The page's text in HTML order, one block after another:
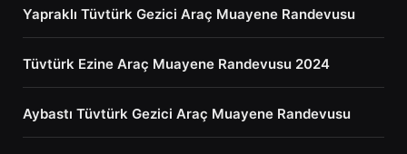
Yapraklı Tüvtürk Gezici Araç Muayene Randevusu
Tüvtürk Ezine Araç Muayene Randevusu 2024
Aybastı Tüvtürk Gezici Araç Muayene Randevusu